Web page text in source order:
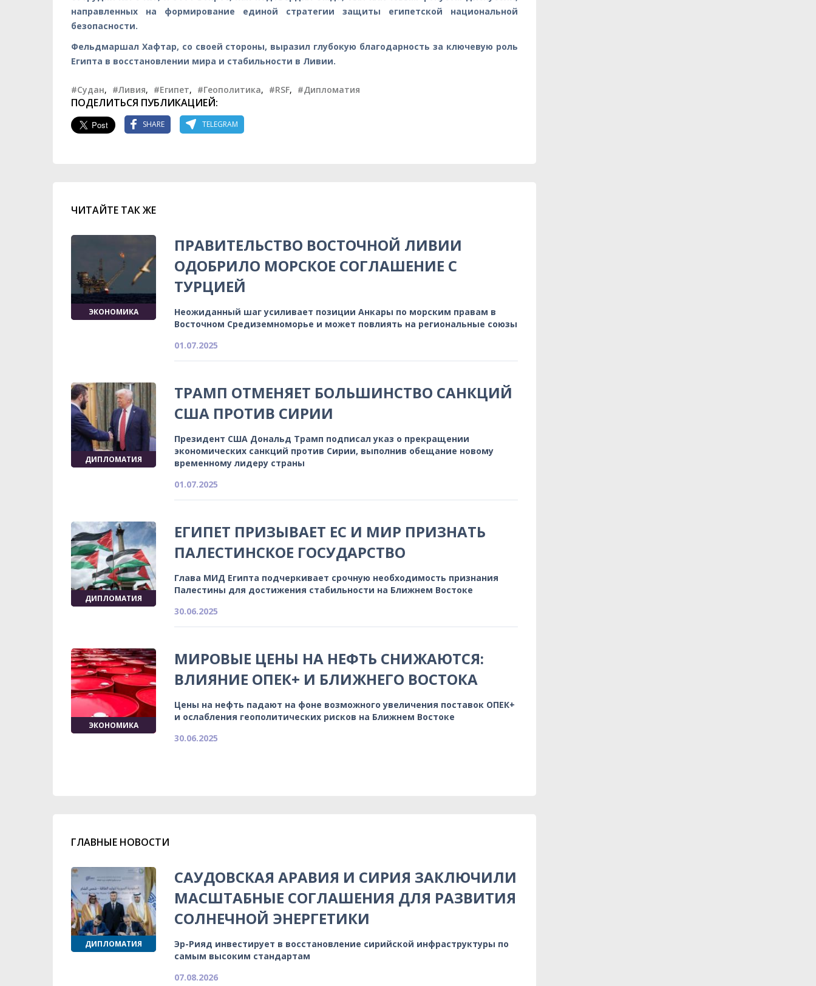
направленных на формирование единой стратегии защиты египетской национальной
безопасности.
Фельдмаршал Хафтар, со своей стороны, выразил глубокую благодарность за ключевую роль
Египта в восстановлении мира и стабильности в Ливии.
#Судан, #Ливия, #Египет, #Геополитика, #RSF, #Дипломатия
ПОДЕЛИТЬСЯ ПУБЛИКАЦИЕЙ:
SHARE TELEGRAM
ЧИТАЙТЕ ТАК ЖЕ
ЭКОНОМИКА
ПРАВИТЕЛЬСТВО ВОСТОЧНОЙ ЛИВИИ
ОДОБРИЛО МОРСКОЕ СОГЛАШЕНИЕ С
ТУРЦИЕЙ
Неожиданный шаг усиливает позиции Анкары по морским правам в
Восточном Средиземноморье и может повлиять на региональные союзы
01.07.2025
ДИПЛОМАТИЯ
ТРАМП ОТМЕНЯЕТ БОЛЬШИНСТВО САНКЦИЙ
США ПРОТИВ СИРИИ
Президент США Дональд Трамп подписал указ о прекращении
экономических санкций против Сирии, выполнив обещание новому
временному лидеру страны
01.07.2025
ДИПЛОМАТИЯ
ЕГИПЕТ ПРИЗЫВАЕТ ЕС И МИР ПРИЗНАТЬ
ПАЛЕСТИНСКОЕ ГОСУДАРСТВО
Глава МИД Египта подчеркивает срочную необходимость признания
Палестины для достижения стабильности на Ближнем Востоке
30.06.2025
ЭКОНОМИКА
МИРОВЫЕ ЦЕНЫ НА НЕФТЬ СНИЖАЮТСЯ:
ВЛИЯНИЕ ОПЕК+ И БЛИЖНЕГО ВОСТОКА
Цены на нефть падают на фоне возможного увеличения поставок ОПЕК+
и ослабления геополитических рисков на Ближнем Востоке
30.06.2025
ГЛАВНЫЕ НОВОСТИ
ДИПЛОМАТИЯ
САУДОВСКАЯ АРАВИЯ И СИРИЯ ЗАКЛЮЧИЛИ
МАСШТАБНЫЕ СОГЛАШЕНИЯ ДЛЯ РАЗВИТИЯ
СОЛНЕЧНОЙ ЭНЕРГЕТИКИ
Эр-Рияд инвестирует в восстановление сирийской инфраструктуры по
самым высоким стандартам
07.08.2026